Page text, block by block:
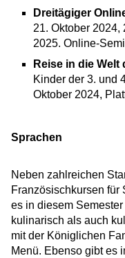
Dreitägiger
21. Oktober 2024,
2025. Online-
Reise in die Welt
Kinder der 3. und
Oktober 2024,
Sprachen
Neben zahlreichen
Französischkursen
es in diesem
kulinarisch als auch
mit der Königlichen
Menü. Ebenso gibt es